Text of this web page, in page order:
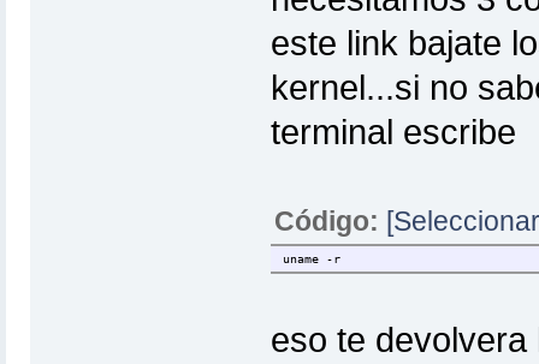
este link bajate
kernel...si no
terminal escribe
Código:
uname -r
eso te